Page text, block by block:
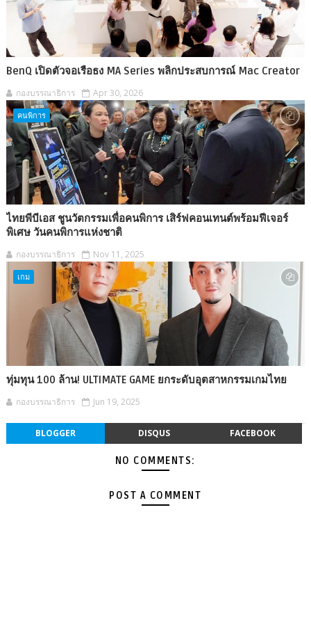
BenQ เปิดตัวจอเรือธง MA Series พลิกประสบการณ์ Mac Creator
กองบรรณาธิการ Apr 30, 2026
คนพิการ
ไทยพีบีเอส ชูนวัตกรรมเพื่อคนพิการ เสิร์ฟคอนเทนต์พร้อมฟีเจอร์
พิเศษ วันคนพิการแห่งชาติ
กองบรรณาธิการ Nov 11, 2025
เกม
ทุ่มทุน 100 ล้าน! ULTIMATE GAME ยกระดับอุตสาหกรรมเกมไทย
กองบรรณาธิการ Jun 19, 2025
BLOGGER DISQUS FACEBOOK
NO COMMENTS:
POST A COMMENT